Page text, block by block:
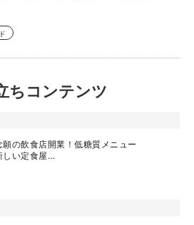
ちコンテンツ
願の飲食店開業！低糖質メニュー
しい定食屋…